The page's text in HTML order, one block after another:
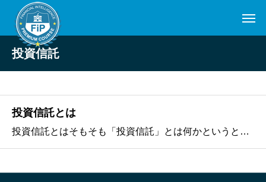
投資信託
投資信託とは
投資信託とはそもそも「投資信託」とは何かというと、それは「プロに運用をしてもらう金融商品」です。ネット証券に口座を開設すれば、簡単に「自分で株を買う」ということはできますが、要するにこれは「自分で運用する」という意味です。これに対して投資信託を買うということは「プロに運用をしてもらう」という